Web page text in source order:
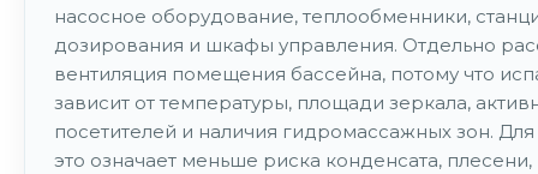
насосное оборудование, теплообменники,
дозирования и шкафы управления. Отдельно
вентиляция помещения бассейна, потому что
зависит от температуры, площади зеркала,
посетителей и наличия гидромассажных зон.
это означает меньше риска конденсата,